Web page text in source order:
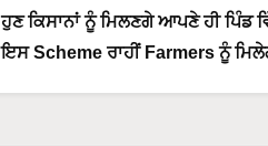
ਹੁਣ ਕਿਸਾਨਾਂ ਨੂੰ ਮਿਲਣਗੇ ਆਪਣੇ ਹੀ ਪਿੰਡ
ਇਸ Scheme ਰਾਹੀਂ Farmers ਨੂੰ